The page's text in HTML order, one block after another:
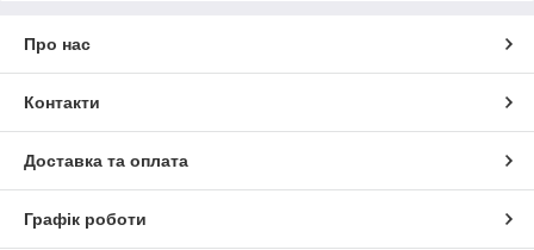
Про нас
Контакти
Доставка та оплата
Графік роботи